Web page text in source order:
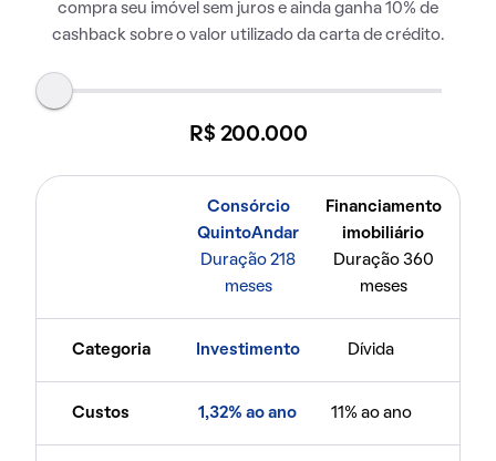
compra seu imóvel sem juros e ainda ganha 10% de
cashback sobre o valor utilizado da carta de crédito.
R$ 200.000
Consórcio
QuintoAndar
Duração 218
meses
Financiamento
imobiliário
Duração 360
meses
Categoria Investimento Dívida
Custos 1,32% ao ano 11% ao ano